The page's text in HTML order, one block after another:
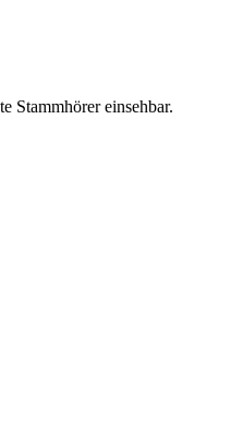
Stammhörer einsehbar.